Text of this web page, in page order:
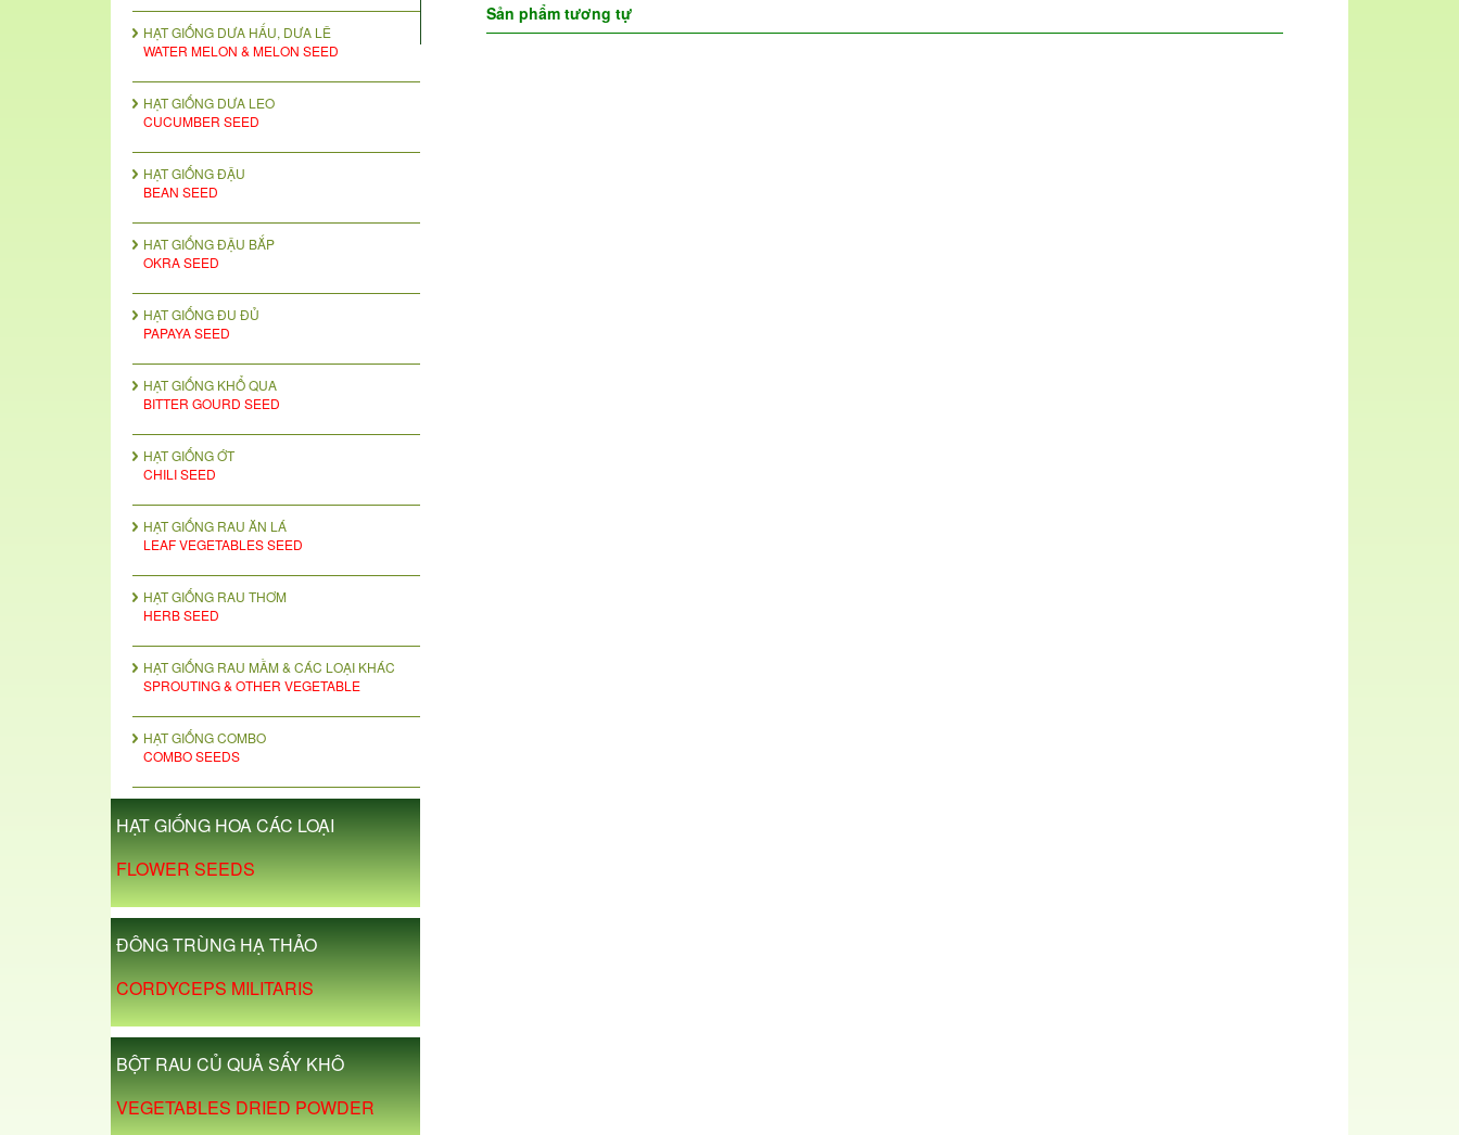
HẠT GIỐNG DƯA HẤU, DƯA LÊ
WATER MELON & MELON SEED
HẠT GIỐNG DƯA LEO
CUCUMBER SEED
HẠT GIỐNG ĐẬU
BEAN SEED
HAT GIỐNG ĐẬU BẮP
OKRA SEED
HẠT GIỐNG ĐU ĐỦ
PAPAYA SEED
HẠT GIỐNG KHỔ QUA
BITTER GOURD SEED
HẠT GIỐNG ỚT
CHILI SEED
HẠT GIỐNG RAU ĂN LÁ
LEAF VEGETABLES SEED
HẠT GIỐNG RAU THƠM
HERB SEED
HẠT GIỐNG RAU MẦM & CÁC LOẠI KHÁC
SPROUTING & OTHER VEGETABLE
HẠT GIỐNG COMBO
COMBO SEEDS
HẠT GIỐNG HOA CÁC LOẠI
FLOWER SEEDS
ĐÔNG TRÙNG HẠ THẢO
CORDYCEPS MILITARIS
BỘT RAU CỦ QUẢ SẤY KHÔ
VEGETABLES DRIED POWDER
Sản phẩm tương tự